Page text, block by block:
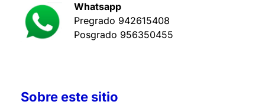
Whatsapp
Pregrado 942615408
Posgrado 956350455
Sobre este sitio